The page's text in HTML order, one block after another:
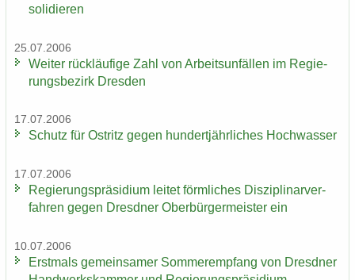
so­li­die­ren
25.07.2006
Wei­ter rück­läu­fi­ge Zahl von Ar­beits­un­fäl­len im Re­gie­
rungs­be­zirk Dres­den
17.07.2006
Schutz für Ost­ritz gegen hun­dert­jähr­li­ches Hoch­was­ser
17.07.2006
Re­gie­rungs­prä­si­di­um lei­tet förm­li­ches Dis­zi­pli­nar­ver­
fah­ren gegen Dresd­ner Ober­bür­ger­meis­ter ein
10.07.2006
Erst­mals ge­mein­sa­mer Som­mer­emp­fang von Dresd­ner